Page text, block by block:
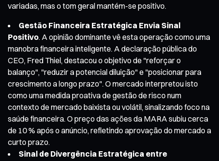
variadas, mas o tom geral mantém-se positivo.
Gestão Financeira Estratégica Envia Sinal
Positivo. A opinião dominante vê esta operação como uma
manobra financeira inteligente. A declaração pública do
CEO, Fred Thiel, destacou o objetivo de "reforçar o
balanço", "reduzir a potencial diluição" e "posicionar para
crescimento a longo prazo". O mercado interpretou isto
como uma medida proativa de gestão de risco num
contexto de mercado baixista ou volátil, sinalizando foco na
saúde financeira. O preço das ações da MARA subiu cerca
de 10 % após o anúncio, refletindo aprovação do mercado a
curto prazo.
Sinal de Divergência Estratégica entre